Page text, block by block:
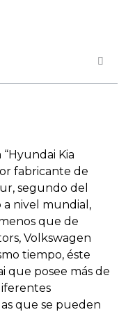
Kia
fabricante de
segundo del
nivel mundial,
que de
Volkswagen
tiempo, éste
que posee más de
que se pueden